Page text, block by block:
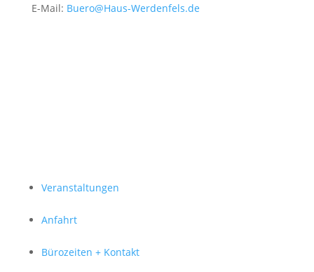
E-Mail: Buero@Haus-Werdenfels.de
Veranstaltungen
Anfahrt
Bürozeiten + Kontakt